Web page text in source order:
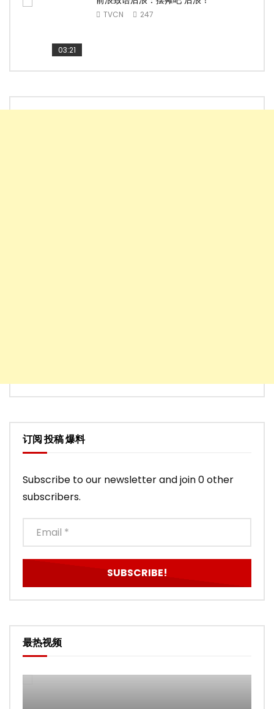
03:21
TVCN 247
订阅 投稿 爆料
Subscribe to our newsletter and join 0 other
subscribers.
最热视频